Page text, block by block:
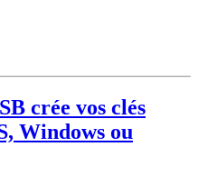
crée vos clés
Windows ou